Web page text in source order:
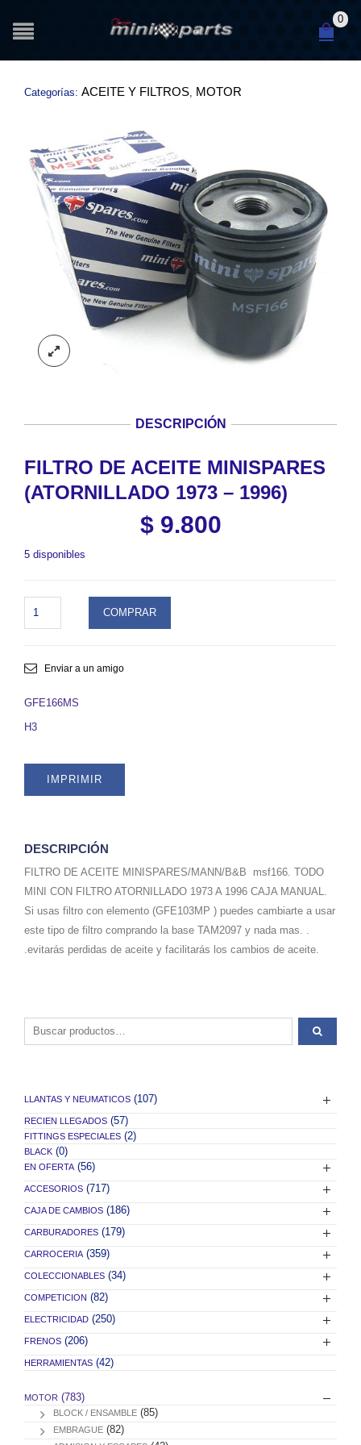
0
Categorías: ACEITE Y FILTROS MOTOR
DESCRIPCIÓN
FILTRO DE ACEITE MINISPARES
(ATORNILLADO 1973 – 1996)
$9.800
5 disponibles
DE
(ATORNILLADO
-
SKU
quantity
COMPRAR
Enviar a un amigo
GFE166MS
H3
IMPRIMIR
DESCRIPCIÓN
FILTRO DE ACEITE MINISPARES/MANN/B&B msf166. TODO
MINI CON FILTRO ATORNILLADO 1973 A 1996 CAJA MANUAL.
Si usas filtro con elemento (GFE103MP ) puedes cambiarte a usar
este tipo de filtro comprando la base TAM2097 y nada mas. .
.evitarás perdidas de aceite y facilitarás los cambios de aceite.
Buscar por:
LLANTAS Y NEUMATICOS (107)
RECIEN LLEGADOS (57)
FITTINGS ESPECIALES (2)
BLACK (0)
EN OFERTA (56)
ACCESORIOS (717)
CAJA DE CAMBIOS (186)
CARBURADORES (179)
CARROCERIA (359)
COLECCIONABLES (34)
COMPETICION (82)
ELECTRICIDAD (250)
FRENOS (206)
HERRAMIENTAS (42)
MOTOR (783)
BLOCK / ENSAMBLE (85)
EMBRAGUE (82)